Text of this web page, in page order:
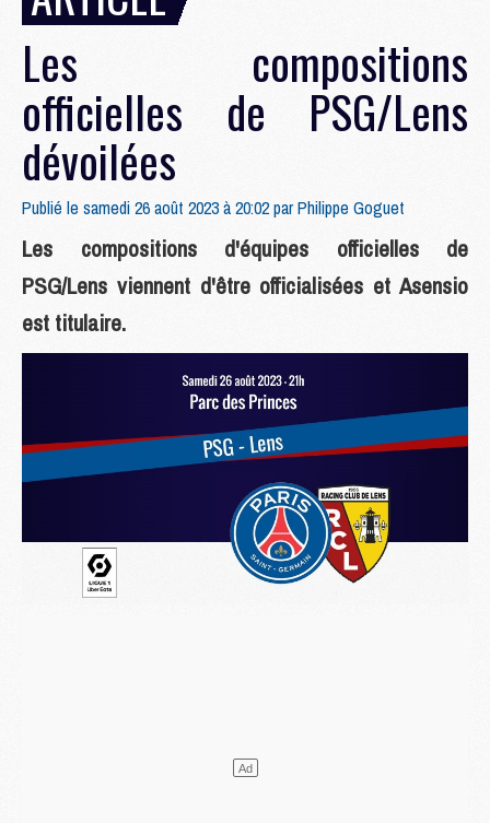
Les compositions
officielles de PSG/Lens
dévoilées
Publié le samedi 26 août 2023 à 20:02 parPhilippe Goguet
Les compositions d'équipes officielles de
PSG/Lens viennent d'être officialisées et Asensio
est titulaire.